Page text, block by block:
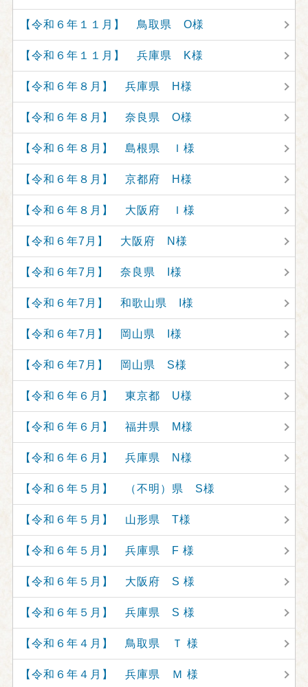
【令和６年１１月】 鳥取県 O様
【令和６年１１月】 兵庫県 K様
【令和６年８月】 兵庫県 H様
【令和６年８月】 奈良県 O様
【令和６年８月】 島根県 Ｉ様
【令和６年８月】 京都府 H様
【令和６年８月】 大阪府 Ｉ様
【令和６年7月】 大阪府 N様
【令和６年7月】 奈良県 I様
【令和６年7月】 和歌山県 I様
【令和６年7月】 岡山県 I様
【令和６年7月】 岡山県 S様
【令和６年６月】 東京都 U様
【令和６年６月】 福井県 M様
【令和６年６月】 兵庫県 N様
【令和６年５月】 （不明）県 S様
【令和６年５月】 山形県 T様
【令和６年５月】 兵庫県 F 様
【令和６年５月】 大阪府 S 様
【令和６年５月】 兵庫県 S 様
【令和６年４月】 鳥取県 Ｔ 様
【令和６年４月】 兵庫県 Ｍ 様